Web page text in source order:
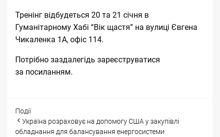
Тренінг відбудеться 20 та 21 січня в
Гуманітарному Хабі “Вік щастя” на вулиці Євгена
Чикаленка 1А, офіс 114.
Потрібно заздалегідь зареєструватися
за посиланням.
Categories
Події
Post
navigation
Україна розраховує на допомогу США у закупівлі
обладнання для балансування енергосистеми